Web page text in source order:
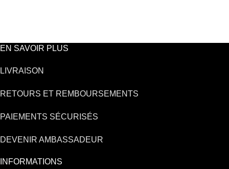
EN SAVOIR PLUS
LIVRAISON
RETOURS ET REMBOURSEMENTS
PAIEMENTS SÉCURISÉS
DEVENIR AMBASSADEUR
INFORMATIONS